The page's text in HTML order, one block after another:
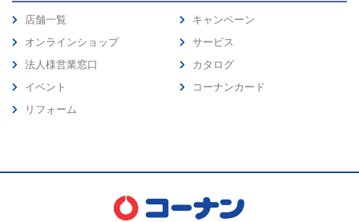
店舗一覧
オンラインショップ
法人様営業窓口
イベント
リフォーム
キャンペーン
サービス
カタログ
コーナンカード